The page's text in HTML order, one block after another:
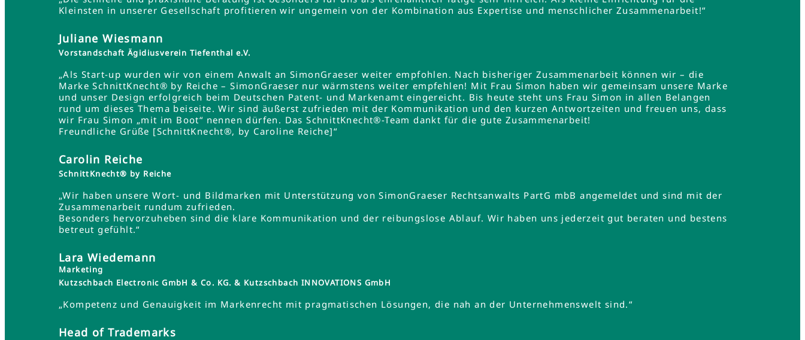
Kleinsten in unserer Gesellschaft profitieren wir ungemein von der Kombination aus Expertise und menschlicher Zusammenarbeit!“
Juliane Wiesmann
Vorstandschaft Ägidiusverein Tiefenthal e.V.
„Als Start-up wurden wir von einem Anwalt an SimonGraeser weiter empfohlen. Nach bisheriger Zusammenarbeit können wir – die
Marke SchnittKnecht® by Reiche – SimonGraeser nur wärmstens weiter empfehlen! Mit Frau Simon haben wir gemeinsam unsere Marke
und unser Design erfolgreich beim Deutschen Patent- und Markenamt eingereicht. Bis heute steht uns Frau Simon in allen Belangen
rund um dieses Thema beiseite. Wir sind äußerst zufrieden mit der Kommunikation und den kurzen Antwortzeiten und freuen uns, dass
wir Frau Simon „mit im Boot“ nennen dürfen. Das SchnittKnecht®-Team dankt für die gute Zusammenarbeit!
Freundliche Grüße [SchnittKnecht®, by Caroline Reiche]“
Carolin Reiche
SchnittKnecht® by Reiche
„Wir haben unsere Wort- und Bildmarken mit Unterstützung von SimonGraeser Rechtsanwalts PartG mbB angemeldet und sind mit der
Zusammenarbeit rundum zufrieden.
Besonders hervorzuheben sind die klare Kommunikation und der reibungslose Ablauf. Wir haben uns jederzeit gut beraten und bestens
betreut gefühlt.“
Lara Wiedemann
Marketing
Kutzschbach Electronic GmbH & Co. KG. & Kutzschbach INNOVATIONS GmbH
„Kompetenz und Genauigkeit im Markenrecht mit pragmatischen Lösungen, die nah an der Unternehmenswelt sind.“
Head of Trademarks